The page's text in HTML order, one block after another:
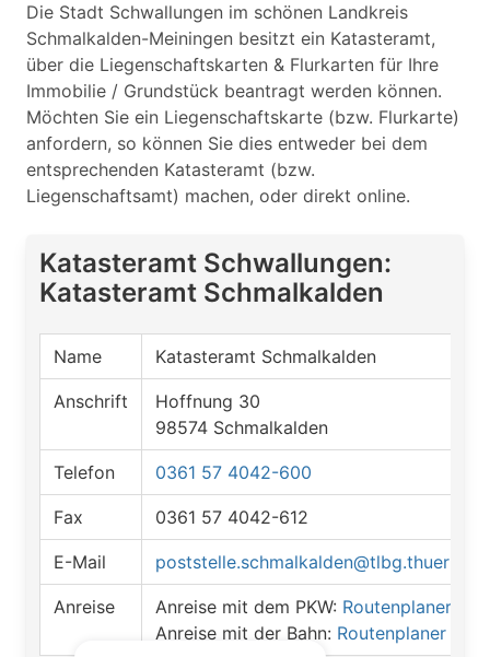
Die Stadt Schwallungen im schönen Landkreis
Schmalkalden-Meiningen besitzt ein Katasteramt,
über die Liegenschaftskarten & Flurkarten für Ihre
Immobilie / Grundstück beantragt werden können.
Möchten Sie ein Liegenschaftskarte (bzw. Flurkarte)
anfordern, so können Sie dies entweder bei dem
entsprechenden Katasteramt (bzw.
Liegenschaftsamt) machen, oder direkt online.
Katasteramt Schwallungen:
Katasteramt Schmalkalden
Name Katasteramt Schmalkalden
Anschrift
Hoffnung 30
98574 Schmalkalden
Telefon 0361 57 4042-600
Fax 0361 57 4042-612
E-Mail
Anreise Anreise mit dem PKW: Routenplaner
Anreise mit der Bahn: Routenplaner